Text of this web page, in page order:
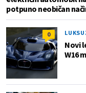
potpuno neobičan
0
Novi
W16